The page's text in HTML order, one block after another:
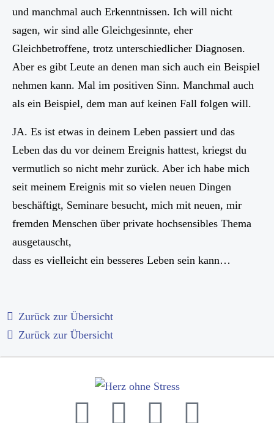
und manchmal auch Erkenntnissen. Ich will nicht
sagen, wir sind alle Gleichgesinnte, eher
Gleichbetroffene, trotz unterschiedlicher Diagnosen.
Aber es gibt Leute an denen man sich auch ein Beispiel
nehmen kann. Mal im positiven Sinn. Manchmal auch
als ein Beispiel, dem man auf keinen Fall folgen will.
JA. Es ist etwas in deinem Leben passiert und das
Leben das du vor deinem Ereignis hattest, kriegst du
vermutlich so nicht mehr zurück. Aber ich habe mich
seit meinem Ereignis mit so vielen neuen Dingen
beschäftigt, Seminare besucht, mich mit neuen, mir
fremden Menschen über private hochsensibles Thema
ausgetauscht,
dass es vielleicht ein besseres Leben sein kann…
Zurück zur Übersicht
Zurück zur Übersicht